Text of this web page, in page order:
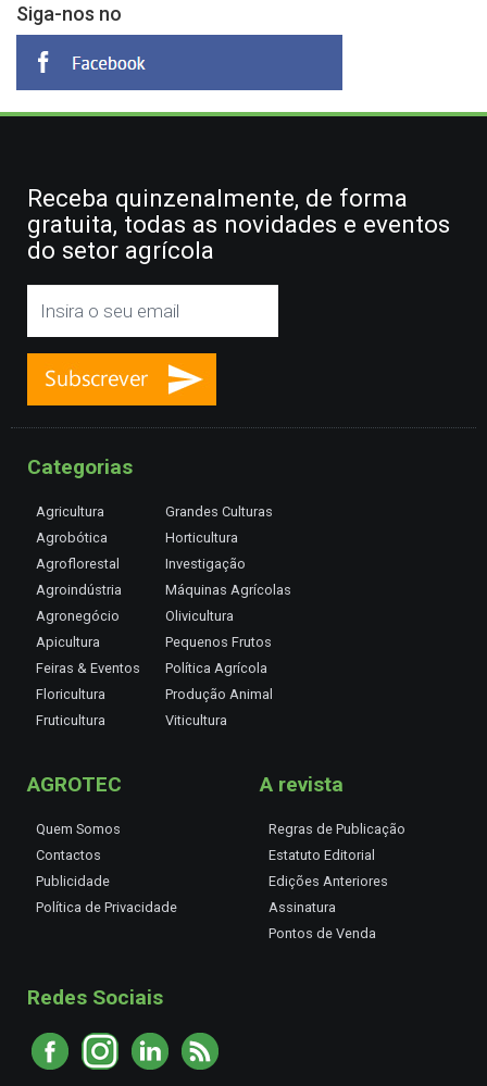
Siga-nos no
Receba quinzenalmente, de forma
gratuita, todas as novidades e eventos
do setor agrícola
Categorias
Agricultura
Agrobótica
Agroflorestal
Agroindústria
Agronegócio
Apicultura
Feiras & Eventos
Floricultura
Fruticultura
Grandes Culturas
Horticultura
Investigação
Máquinas Agrícolas
Olivicultura
Pequenos Frutos
Política Agrícola
Produção Animal
Viticultura
AGROTEC
Quem Somos
Contactos
Publicidade
Política de Privacidade
A revista
Regras de Publicação
Estatuto Editorial
Edições Anteriores
Assinatura
Pontos de Venda
Redes Sociais